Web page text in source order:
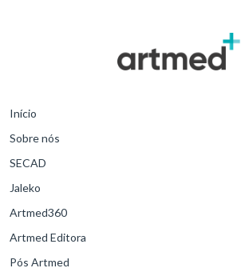
Início
Sobre nós
SECAD
Jaleko
Artmed360
Artmed Editora
Pós Artmed